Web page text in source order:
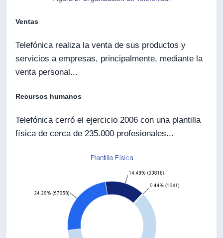
Ventas
Telefónica realiza la venta de sus productos y
servicios a empresas, principalmente, mediante la
venta personal...
Recursos humanos
Telefónica cerró el ejercicio 2006 con una plantilla
física de cerca de 235.000 profesionales...